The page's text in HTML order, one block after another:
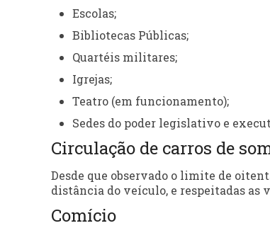
Escolas;
Bibliotecas Públicas;
Quartéis militares;
Igrejas;
Teatro (em funcionamento);
Sedes do poder legislativo e
Circulação de carros de
Desde que observado o limite de
distância do veículo, e respeitadas as
Comício